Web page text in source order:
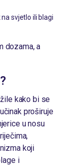
svjetlo ili blagi
dozama, a
kako bi se
proširuje
u nosu
koji
i